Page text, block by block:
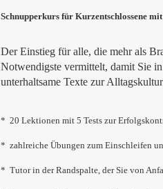
Schnupperkurs für Kurzentschlossene
Der Einstieg für alle, die mehr als
Notwendigste vermittelt, damit Sie
unterhaltsame Texte zur
* 20 Lektionen mit 5 Tests zur
* zahlreiche Übungen zum Einschleifen
* Tutor in der Randspalte, der Sie von